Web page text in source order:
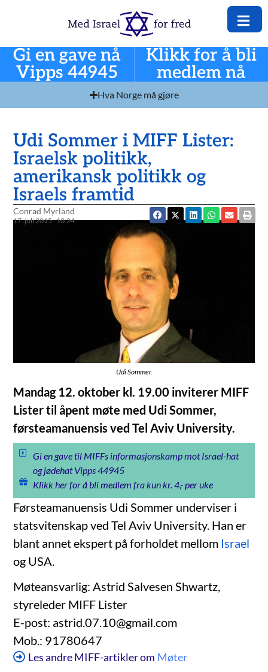
Gi en gave nå
Vipps 44945
Klikk for å bli
medlem nå
Hva Norge må gjøre
Udi Sommer i MIFF Lister:
Israelsk politikk,
amerikansk politikk og
Israels framtid
Conrad Myrland
17. juli 2015 10:24
Udi Sommer.
Mandag 12. oktober kl. 19.00 inviterer MIFF
Lister til åpent møte med Udi Sommer,
førsteamanuensis ved Tel Aviv University.
Gi en gave til MIFFs informasjonskamp mot Israel-hat
og jødehat Vipps 44945
Klikk her for å bli medlem fra kun kr. 4,- per uke
Førsteamanuensis Udi Sommer underviser i
statsvitenskap ved Tel Aviv University. Han er
blant annet ekspert på forholdet mellom Israel
og USA.
Møteansvarlig: Astrid Salvesen Shwartz,
styreleder MIFF Lister
E-post: astrid.07.10@gmail.com
Mob.: 91780647
Les andre MIFF-artikler om Møter